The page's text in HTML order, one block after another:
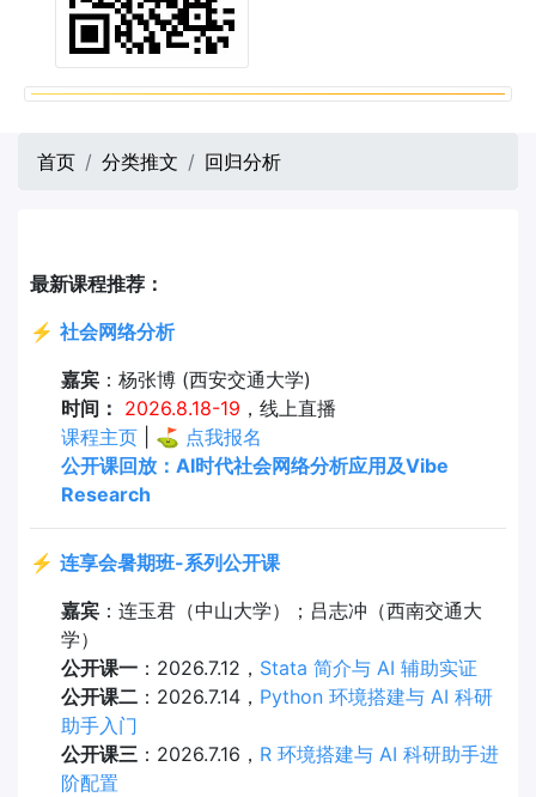
首页 分类推文 回归分析
最新课程推荐：
⚡ 社会网络分析
嘉宾：杨张博 (西安交通大学)
时间： 2026.8.18-19 ，线上直播
课程主页| ⛳ 点我报名
公开课回放：AI时代社会网络分析应用及Vibe
Research
⚡ 连享会暑期班-系列公开课
嘉宾：连玉君（中山大学）；吕志冲（西南交通大
学）
公开课一：2026.7.12， Stata 简介与 AI 辅助实证
公开课二：2026.7.14， Python 环境搭建与 AI 科研
助手入门
公开课三 ：2026.7.16， R 环境搭建与 AI 科研助手进
阶配置